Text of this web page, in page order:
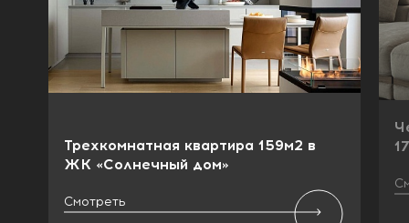
Трехкомнатная квартира 159м2 в
ЖК «Солнечный дом»
Смотреть